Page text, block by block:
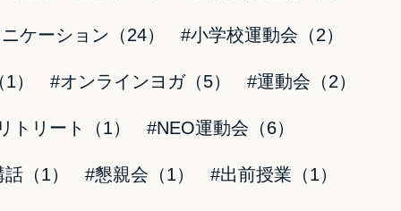
ケーション（24） #小学校運動会（2）
） #オンラインヨガ（5） #運動会（2）
トリート（1） #NEO運動会（6）
（1） #懇親会（1） #出前授業（1）